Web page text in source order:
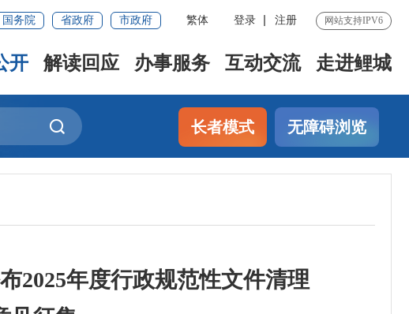
国务院 省政府 市政府 繁体 登录 注册 网站支持IPV6
开 解读回应 办事服务 互动交流 走进鲤城
长者模式 无障碍浏览
2025年度行政规范性文件清理